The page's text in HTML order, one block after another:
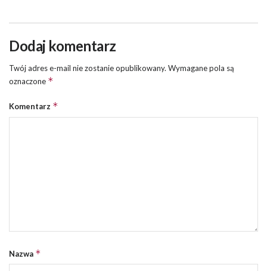
Dodaj komentarz
Twój adres e-mail nie zostanie opublikowany. Wymagane pola są
oznaczone *
Komentarz *
Nazwa *